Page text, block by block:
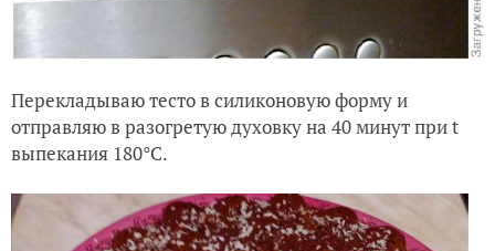
Перекладываю тесто в силиконовую форму и
отправляю в разогретую духовку на 40 минут при t
выпекания 180°C.